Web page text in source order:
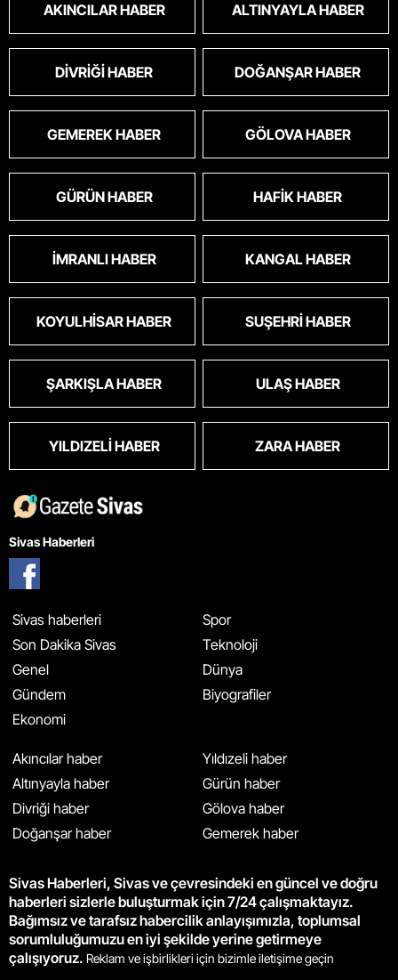
AKINCILAR HABER ALTINYAYLA HABER
DIVRIĞI HABER DOĞANŞAR HABER
GEMEREK HABER GÖLOVA HABER
GÜRÜN HABER HAFIK HABER
İMRANLI HABER KANGAL HABER
KOYULHISAR HABER SUŞEHRI HABER
ŞARKIŞLA HABER ULAŞ HABER
YILDIZELI HABER ZARA HABER
Sivas Haberleri
Sivas haberleri
Son Dakika Sivas
Genel
Gündem
Ekonomi
Spor
Teknoloji
Dünya
Biyografiler
Akıncılar haber
Altınyayla haber
Divriği haber
Doğanşar haber
Yıldızeli haber
Gürün haber
Gölova haber
Gemerek haber
Sivas Haberleri, Sivas ve çevresindeki en güncel ve doğru
haberleri sizlerle buluşturmak için 7/24 çalışmaktayız.
Bağımsız ve tarafsız habercilik anlayışımızla, toplumsal
sorumluluğumuzu en iyi şekilde yerine getirmeye
çalışıyoruz. Reklam ve işbirlikleri için bizimle iletişime geçin